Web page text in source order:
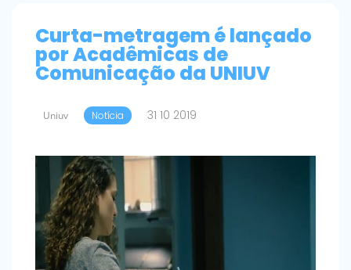
Curta-metragem é lançado
por Acadêmicas de
Comunicação da UNIUV
Uniuv Notícia 31 10 2019